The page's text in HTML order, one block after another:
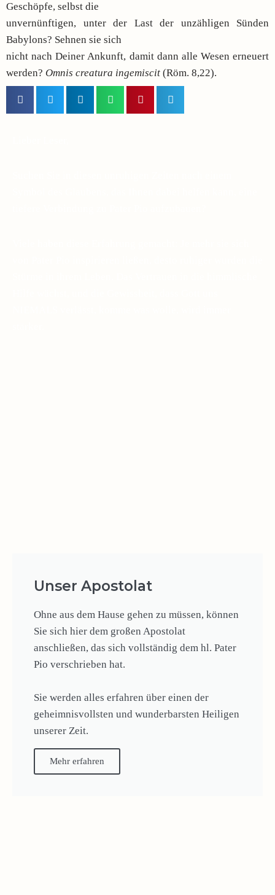
Geschöpfe, selbst die
unvernünftigen, unter der Last der unzähligen Sünden
Babylons? Sehnen sie sich
nicht nach Deiner Ankunft, damit dann alle Wesen erneuert
werden? Omnis creatura ingemiscit (Röm. 8,22).
Unser Apostolat
Ohne aus dem Hause gehen zu müssen, können
Sie sich hier dem großen Apostolat
anschließen, das sich vollständig dem hl. Pater
Pio verschrieben hat.
Sie werden alles erfahren über einen der
geheimnisvollsten und wunderbarsten Heiligen
unserer Zeit.
Mehr erfahren